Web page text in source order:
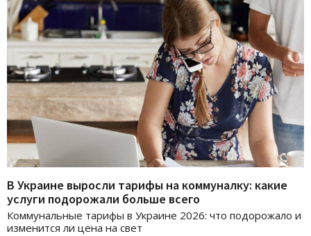
В Украине выросли тарифы на коммуналку: какие
услуги подорожали больше всего
Коммунальные тарифы в Украине 2026: что подорожало и
изменится ли цена на свет